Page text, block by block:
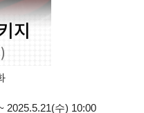
2025.5.21(수) 10:00